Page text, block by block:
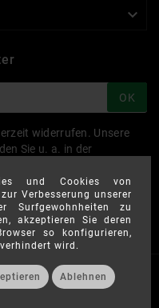
und Cookies von
Verbesserung unserer
Surfgewohnheiten zu
akzeptieren Sie deren
so konfigurieren,
wird.
Ablehnen

OK
widerrufen. Unsere
Sie u. a. in der